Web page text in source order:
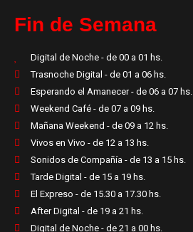
Fin de Semana
Digital de Noche - de 00 a 01 hs.
Trasnoche Digital - de 01 a 06 hs.
Esperando el Amanecer - de 06 a 07 hs.
Weekend Café - de 07 a 09 hs.
Mañana Weekend - de 09 a 12 hs.
Vivos en Vivo - de 12 a 13 hs.
Sonidos de Compañía - de 13 a 15 hs.
Tarde Digital - de 15 a 19 hs.
El Expreso - de 15.30 a 17.30 hs.
After Digital - de 19 a 21 hs.
Digital de Noche - de 21 a 00 hs.